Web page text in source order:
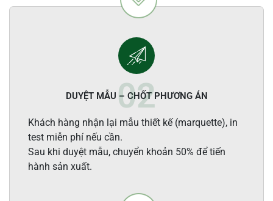
DUYỆT MẪU – CHỐT PHƯƠNG ÁN
Khách hàng nhận lại mẫu thiết kế (marquette), in
test miễn phí nếu cần.
Sau khi duyệt mẫu, chuyển khoản 50% để tiến
hành sản xuất.